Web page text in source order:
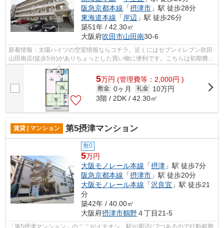
阪急京都本線 「摂津市 」駅 徒歩28分
東海道本線 「 岸辺 」駅 徒歩26分
築51年 / 42.30㎡
大阪府吹田市山田南30-6
新着情報：太陽ハイツの空室情報ならコチラ。近くにはセブンイレブン吹田
山田南店(徒歩5分)がありちょっとした買い物に便利です。こちらは初期費用
をカードでお支払いいただける物件で...
5万円 (管理費等：2,000円 )
敷金 0ヶ月 礼金
10万円
3階 / 2DK / 42.30㎡
賃貸 | マンション 第5摂津マンション
敷0
5万円
大阪モノレール本線 「摂津 」駅 徒歩7分
阪急京都本線 「摂津市 」駅 徒歩20分
大阪モノレール本線 「沢良宜 」駅 徒歩21
分
築42年 / 40.00㎡
大阪府摂津市鶴野４丁目21-5
「第5摂津マンション」のここがイチオシ。駅が周辺に2つあるので行動範囲